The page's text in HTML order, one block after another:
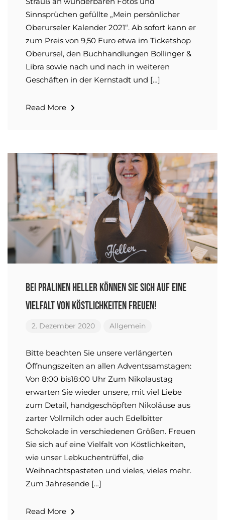
Sinnsprüchen gefüllte „Mein persönlicher
Oberurseler Kalender 2021“. Ab sofort kann er
zum Preis von 9,50 Euro etwa im Ticketshop
Oberursel, den Buchhandlungen Bollinger &
Libra sowie nach und nach in weiteren
Geschäften in der Kernstadt und […]
Read More
Bei Pralinen Heller können Sie sich auf eine
Vielfalt von Köstlichkeiten freuen!
2. Dezember 2020 Allgemein
Bitte beachten Sie unsere verlängerten
Öffnungszeiten an allen Adventssamstagen:
Von 8:00 bis18:00 Uhr Zum Nikolaustag
erwarten Sie wieder unsere, mit viel Liebe
zum Detail, handgeschöpften Nikoläuse aus
zarter Vollmilch oder auch Edelbitter
Schokolade in verschiedenen Größen. Freuen
Sie sich auf eine Vielfalt von Köstlichkeiten,
wie unser Lebkuchentrüffel, die
Weihnachtspasteten und vieles, vieles mehr.
Zum Jahresende […]
Read More